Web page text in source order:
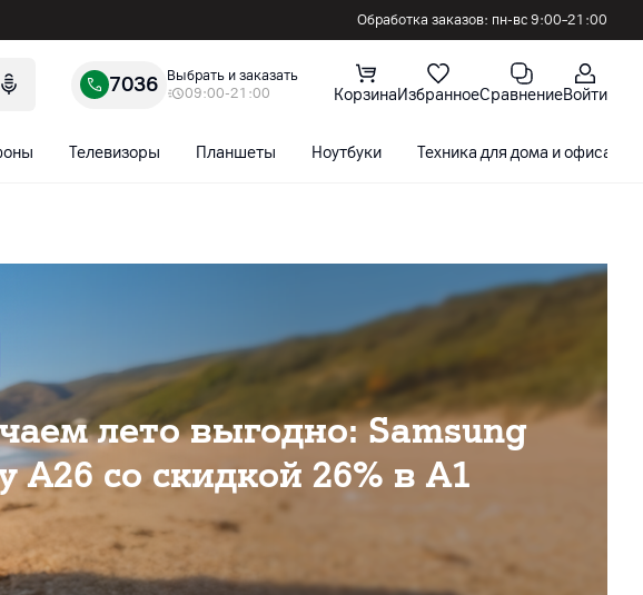
Обработка заказов: пн-вс 9:00–21:00
7036
Выбрать и заказать
09:00-21:00
КорзинаИзбранноеСравнениеВойти
Телевизоры Планшеты Ноутбуки Техника для дома и офиса
лето выгодно: Samsung
A26 со скидкой 26% в А1